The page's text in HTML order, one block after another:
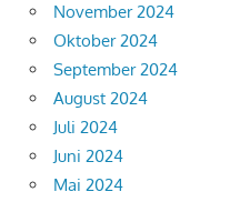
November 2024
Oktober 2024
September 2024
August 2024
Juli 2024
Juni 2024
Mai 2024